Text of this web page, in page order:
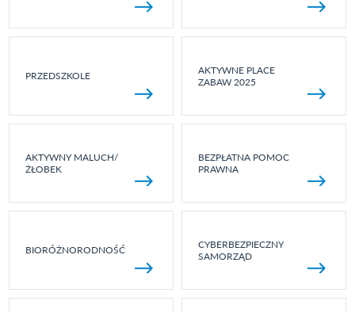
PRZEDSZKOLE
AKTYWNE PLACE
ZABAW 2025
AKTYWNY MALUCH/
ŻŁOBEK
BEZPŁATNA POMOC
PRAWNA
BIORÓŻNORODNOŚĆ
CYBERBEZPIECZNY
SAMORZĄD